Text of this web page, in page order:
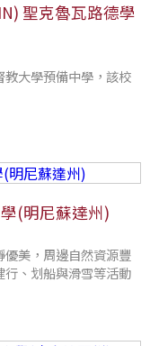
聖克魯瓦路德學
大學預備中學，該校
(明尼蘇達州)
美，周邊自然資源豐
、划船與滑雪等活動